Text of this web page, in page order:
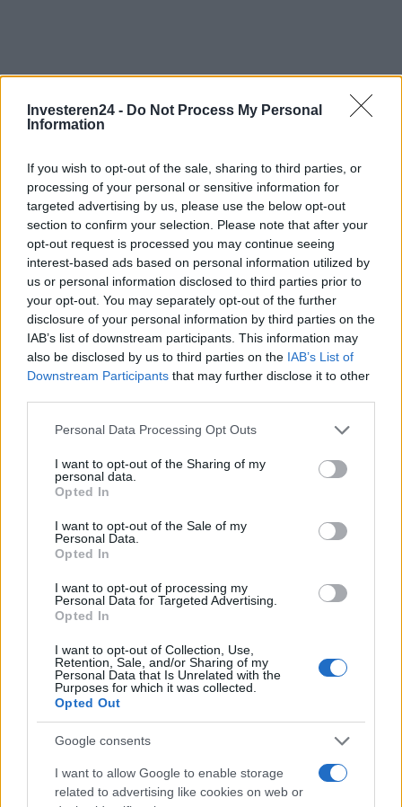
Investeren24 - Do Not Process My Personal
Information
If you wish to opt-out of the sale, sharing to third parties, or
processing of your personal or sensitive information for
targeted advertising by us, please use the below opt-out
section to confirm your selection. Please note that after your
opt-out request is processed you may continue seeing
interest-based ads based on personal information utilized by
us or personal information disclosed to third parties prior to
your opt-out. You may separately opt-out of the further
disclosure of your personal information by third parties on the
IAB’s list of downstream participants. This information may
also be disclosed by us to third parties on the IAB’s List of
Downstream Participants that may further disclose it to other
Please note that this website/app uses one or more Google
not limited to your visit or usage behaviour. You may click to
grant or deny consent to Google and its third-party tags to
use your data for below specified purposes in below Google
consent section.
Personal Data Processing Opt Outs
I want to opt-out of the Sharing of my
personal data.
Opted In
I want to opt-out of the Sale of my
Personal Data.
Opted In
I want to opt-out of processing my
Personal Data for Targeted Advertising.
Opted In
I want to opt-out of Collection, Use,
Retention, Sale, and/or Sharing of my
Personal Data that Is Unrelated with the
Purposes for which it was collected.
Opted Out
Google consents
I want to allow Google to enable storage
related to advertising like cookies on web or
Verder lezen
NEWS
Brentolie daalt naar 88.9 dollar: een week van dalende
grondstoffenprijzen
NEWS